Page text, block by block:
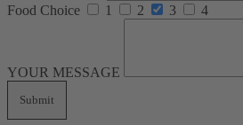
Food Choice
1 2 3 4
YOUR MESSAGE